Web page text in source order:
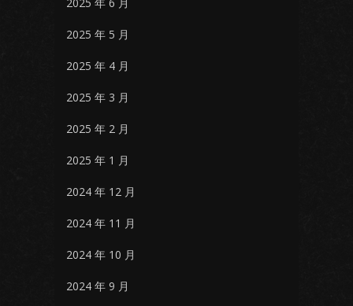
2025 年 5 月
2025 年 4 月
2025 年 3 月
2025 年 2 月
2025 年 1 月
2024 年 12 月
2024 年 11 月
2024 年 10 月
2024 年 9 月